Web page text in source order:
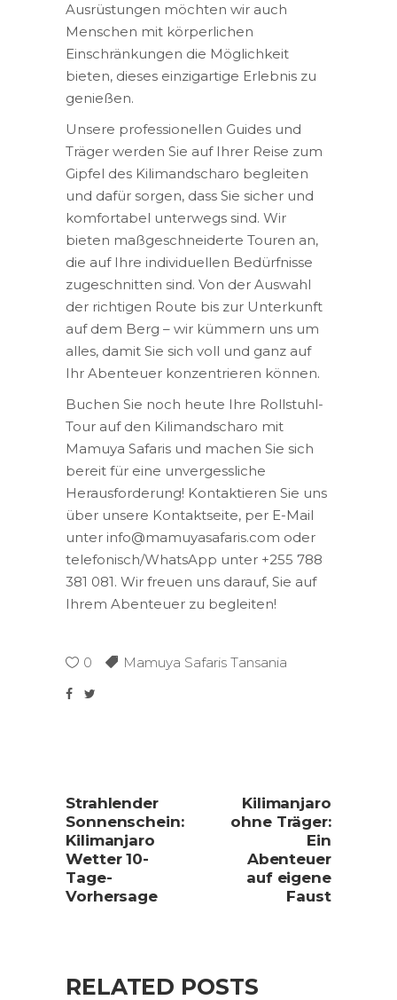
Ausrüstungen möchten wir auch
Menschen mit körperlichen
Einschränkungen die Möglichkeit
bieten, dieses einzigartige Erlebnis zu
genießen.
Unsere professionellen Guides und
Träger werden Sie auf Ihrer Reise zum
Gipfel des Kilimandscharo begleiten
und dafür sorgen, dass Sie sicher und
komfortabel unterwegs sind. Wir
bieten maßgeschneiderte Touren an,
die auf Ihre individuellen Bedürfnisse
zugeschnitten sind. Von der Auswahl
der richtigen Route bis zur Unterkunft
auf dem Berg – wir kümmern uns um
alles, damit Sie sich voll und ganz auf
Ihr Abenteuer konzentrieren können.
Buchen Sie noch heute Ihre Rollstuhl-
Tour auf den Kilimandscharo mit
Mamuya Safaris und machen Sie sich
bereit für eine unvergessliche
Herausforderung! Kontaktieren Sie uns
über unsere Kontaktseite, per E-Mail
unter info@mamuyasafaris.com oder
telefonisch/WhatsApp unter +255 788
381 081. Wir freuen uns darauf, Sie auf
Ihrem Abenteuer zu begleiten!
0 Mamuya Safaris Tansania
Strahlender
Sonnenschein:
Kilimanjaro
Wetter 10-
Tage-
Vorhersage
Kilimanjaro
ohne Träger:
Ein
Abenteuer
auf eigene
Faust
RELATED POSTS